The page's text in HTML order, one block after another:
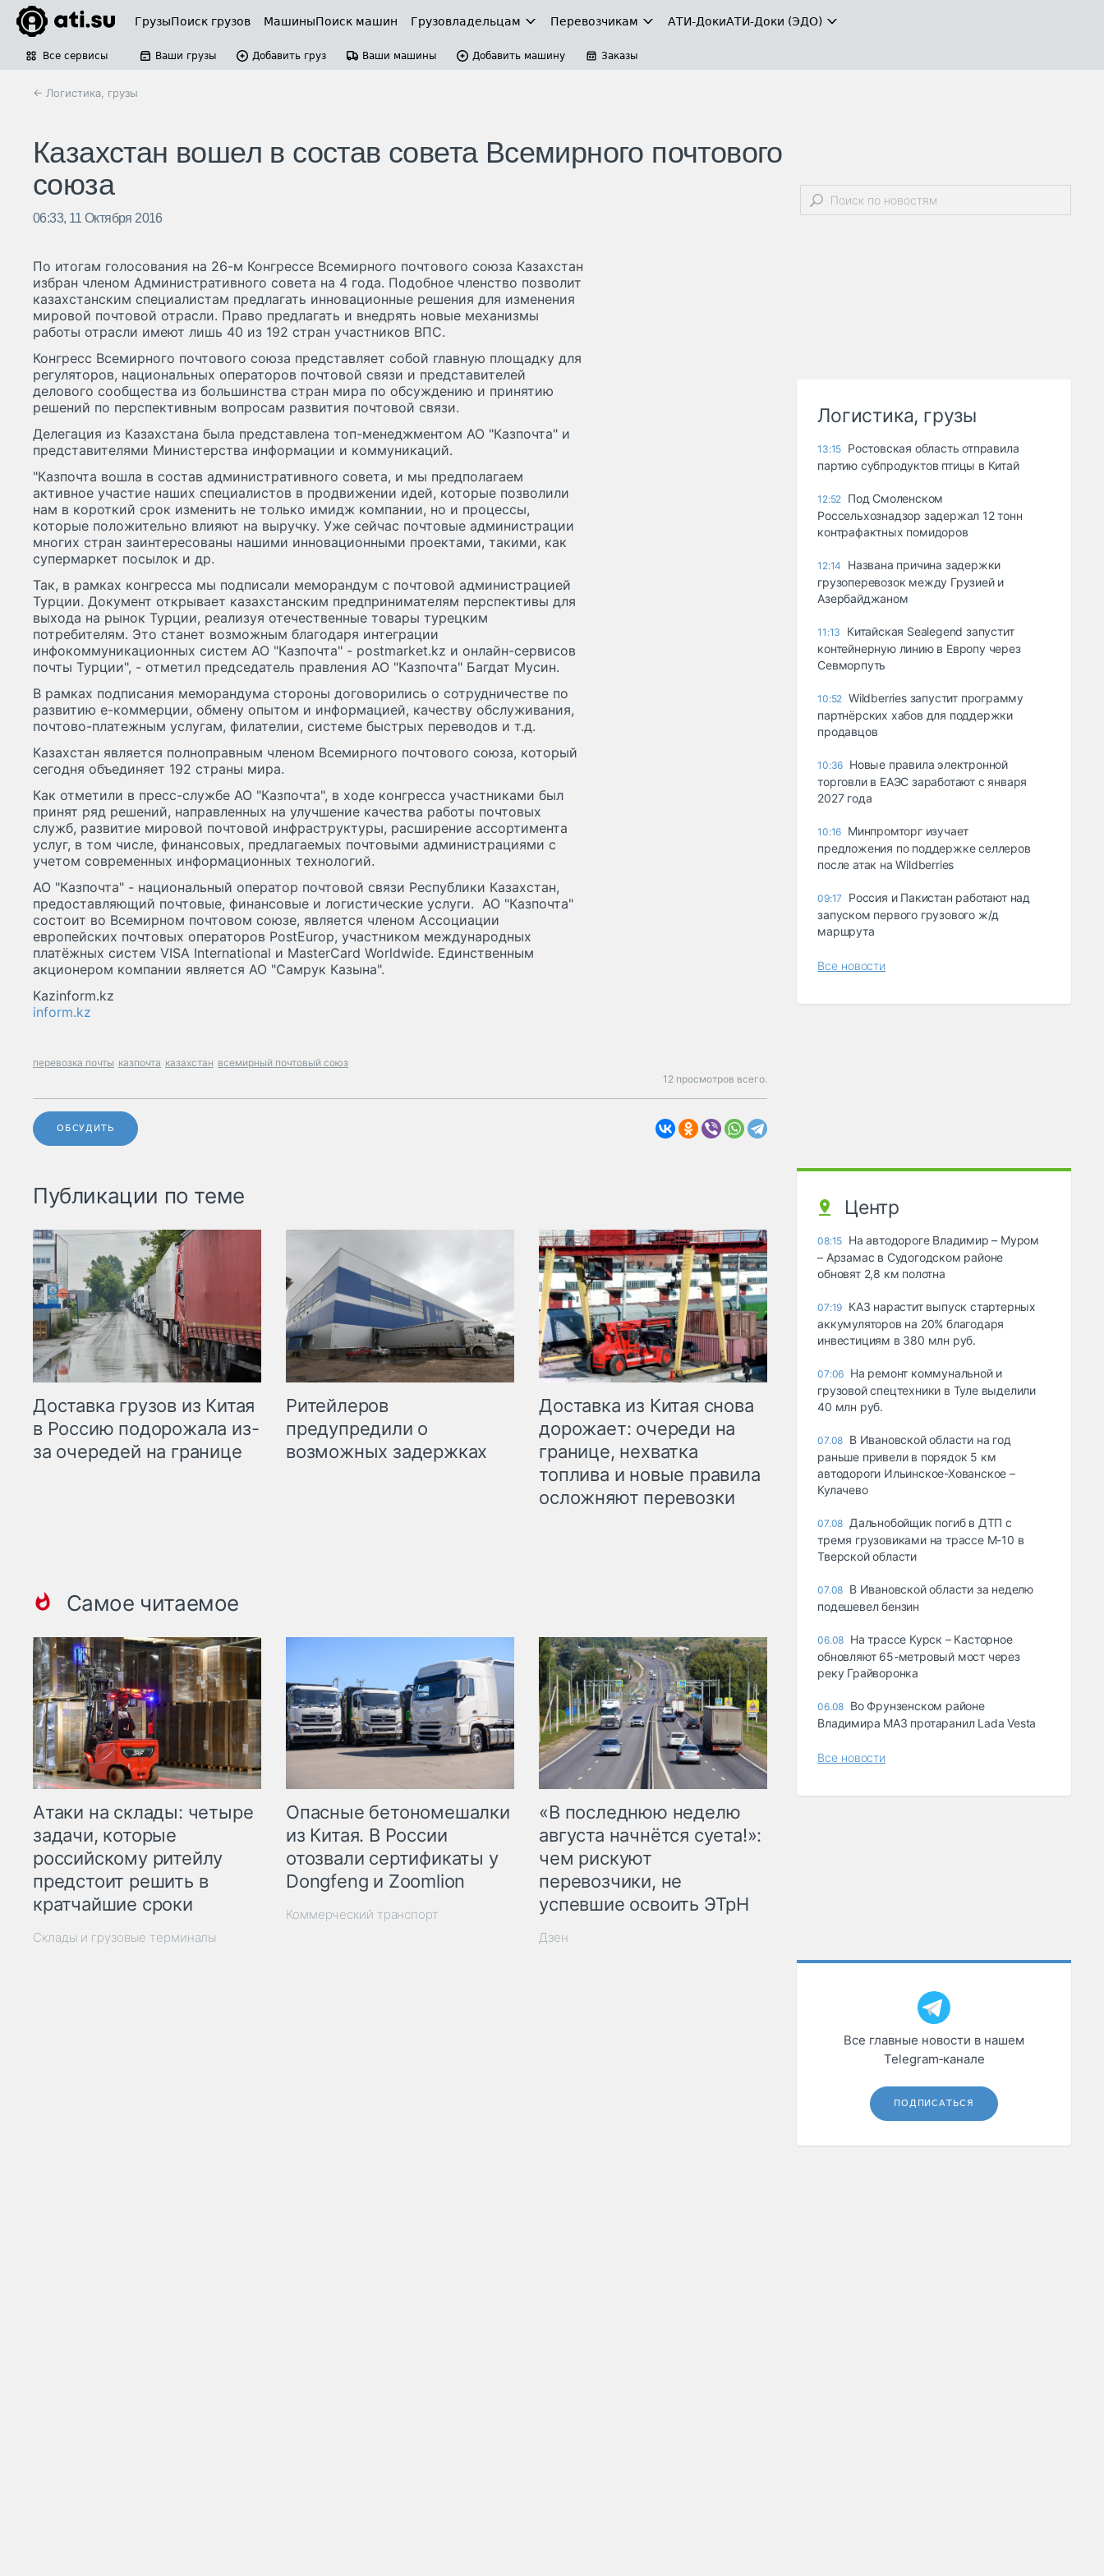
ГрузыПоиск грузов МашиныПоиск машин Грузовладельцам Перевозчикам АТИ-ДокиАТИ-Доки (ЭДО)
Все сервисы Ваши грузы Добавить груз Ваши машины Добавить машину Заказы
← Логистика, грузы
Казахстан вошел в состав совета Всемирного почтового
союза
06:33, 11 Октября 2016
По итогам голосования на 26-м Конгрессе Всемирного почтового союза Казахстан
избран членом Административного совета на 4 года. Подобное членство позволит
казахстанским специалистам предлагать инновационные решения для изменения
мировой почтовой отрасли. Право предлагать и внедрять новые механизмы
работы отрасли имеют лишь 40 из 192 стран участников ВПС.
Конгресс Всемирного почтового союза представляет собой главную площадку для
регуляторов, национальных операторов почтовой связи и представителей
делового сообщества из большинства стран мира по обсуждению и принятию
решений по перспективным вопросам развития почтовой связи.
Делегация из Казахстана была представлена топ-менеджментом АО "Казпочта" и
представителями Министерства информации и коммуникаций.
"Казпочта вошла в состав административного совета, и мы предполагаем
активное участие наших специалистов в продвижении идей, которые позволили
нам в короткий срок изменить не только имидж компании, но и процессы,
которые положительно влияют на выручку. Уже сейчас почтовые администрации
многих стран заинтересованы нашими инновационными проектами, такими, как
супермаркет посылок и др.
Так, в рамках конгресса мы подписали меморандум с почтовой администрацией
Турции. Документ открывает казахстанским предпринимателям перспективы для
выхода на рынок Турции, реализуя отечественные товары турецким
потребителям. Это станет возможным благодаря интеграции
инфокоммуникационных систем АО "Казпочта" - postmarket.kz и онлайн-сервисов
почты Турции", - отметил председатель правления АО "Казпочта" Багдат Мусин.
В рамках подписания меморандума стороны договорились о сотрудничестве по
развитию е-коммерции, обмену опытом и информацией, качеству обслуживания,
почтово-платежным услугам, филателии, системе быстрых переводов и т.д.
Казахстан является полноправным членом Всемирного почтового союза, который
сегодня объединяет 192 страны мира.
Как отметили в пресс-службе АО "Казпочта", в ходе конгресса участниками был
принят ряд решений, направленных на улучшение качества работы почтовых
служб, развитие мировой почтовой инфраструктуры, расширение ассортимента
услуг, в том числе, финансовых, предлагаемых почтовыми администрациями с
учетом современных информационных технологий.
АО "Казпочта" - национальный оператор почтовой связи Республики Казахстан,
предоставляющий почтовые, финансовые и логистические услуги. АО "Казпочта"
состоит во Всемирном почтовом союзе, является членом Ассоциации
европейских почтовых операторов PostEurop, участником международных
платёжных систем VISA International и MasterCard Worldwide. Единственным
акционером компании является АО "Самрук Казына".
Kazinform.kz
inform.kz
перевозка почты казпочта казахстан всемирный почтовый союз
12 просмотров всего.
ОБСУДИТЬ
Публикации по теме
Доставка грузов из Китая
в Россию подорожала из-
за очередей на границе
Ритейлеров
предупредили о
возможных задержках
Доставка из Китая снова
дорожает: очереди на
границе, нехватка
топлива и новые правила
осложняют перевозки
Самое читаемое
Атаки на склады: четыре
задачи, которые
российскому ритейлу
предстоит решить в
кратчайшие сроки
Склады и грузовые терминалы
Опасные бетономешалки
из Китая. В России
отозвали сертификаты у
Dongfeng и Zoomlion
Коммерческий транспорт
«В последнюю неделю
августа начнётся суета!»:
чем рискуют
перевозчики, не
успевшие освоить ЭТрН
Дзен
Логистика, грузы
13:15 Ростовская область отправила
партию субпродуктов птицы в Китай
12:52 Под Смоленском
Россельхознадзор задержал 12 тонн
контрафактных помидоров
12:14
Названа причина задержки
грузоперевозок между Грузией и
Азербайджаном
11:13
Китайская Sealegend запустит
контейнерную линию в Европу через
Севморпуть
10:52 Wildberries запустит программу
партнёрских хабов для поддержки
продавцов
10:36 Новые правила электронной
торговли в ЕАЭС заработают с января
2027 года
10:16 Минпромторг изучает
предложения по поддержке селлеров
после атак на Wildberries
09:17
Россия и Пакистан работают над
запуском первого грузового ж/д
маршрута
Все новости
Центр
08:15 На автодороге Владимир – Муром
– Арзамас в Судогодском районе
обновят 2,8 км полотна
07:19 КАЗ нарастит выпуск стартерных
аккумуляторов на 20% благодаря
инвестициям в 380 млн руб.
07:06 На ремонт коммунальной и
грузовой спецтехники в Туле выделили
40 млн руб.
07.08 В Ивановской области на год
раньше привели в порядок 5 км
автодороги Ильинское-Хованское –
Кулачево
07.08 Дальнобойщик погиб в ДТП с
тремя грузовиками на трассе М-10 в
Тверской области
07.08 В Ивановской области за неделю
подешевел бензин
06.08 На трассе Курск – Касторное
обновляют 65-метровый мост через
реку Грайворонка
06.08 Во Фрунзенском районе
Владимира МАЗ протаранил Lada Vesta
Все новости
Все главные новости в нашем
Telegram‑канале
ПОДПИСАТЬСЯ